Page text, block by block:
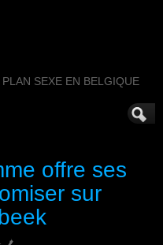
SEXE EN BELGIQUE
offre ses
sur